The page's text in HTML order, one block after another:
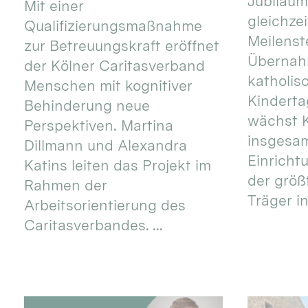
Mit einer
Qualifizierungsmaßnahme
zur Betreuungskraft eröffnet
der Kölner Caritasverband
Menschen mit kognitiver
Behinderung neue
Perspektiven. Martina
Dillmann und Alexandra
Katins leiten das Projekt im
Rahmen der
Arbeitsorientierung des
Caritasverbandes. ...
wächst
der
Träger